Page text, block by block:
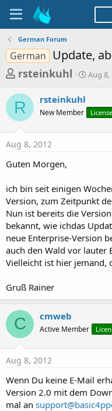
German Forum
German Update,
T
r
e
a
d
s
a
r
t
e
r
rsteinkuhl
S
a
Aug 8,
R rsteinkuhl
New Member
Aug 8, 2012
Guten Morgen,
ich bin seit einigen
Version, zum Zeitpunkt
Nun ist bereits die
bekannt, wie ichdas
neue Enterprise-Version
auch den Wald vor lauter
Vielleicht ist hier jemand,
Gruß Rainer
C cmweb
Active Member
Aug 8, 2012
Wenn Du keine E-Mail
Version 2.0 mit dem
mal an